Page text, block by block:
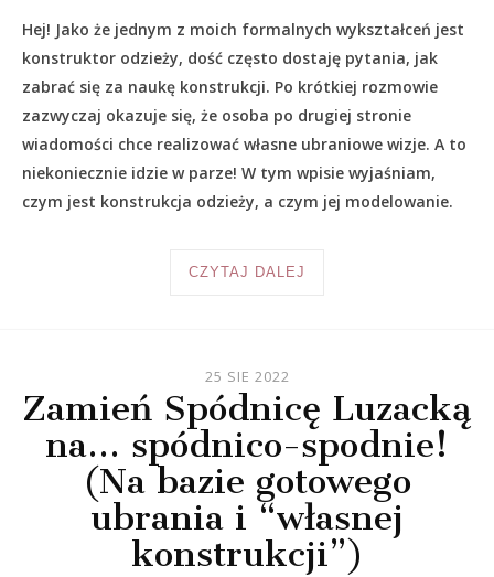
Hej! Jako że jednym z moich formalnych wykształceń jest
konstruktor odzieży, dość często dostaję pytania, jak
zabrać się za naukę konstrukcji. Po krótkiej rozmowie
zazwyczaj okazuje się, że osoba po drugiej stronie
wiadomości chce realizować własne ubraniowe wizje. A to
niekoniecznie idzie w parze! W tym wpisie wyjaśniam,
czym jest konstrukcja odzieży, a czym jej modelowanie.
CZYTAJ DALEJ
25 SIE 2022
Zamień Spódnicę Luzacką
na… spódnico-spodnie!
(Na bazie gotowego
ubrania i “własnej
konstrukcji”)